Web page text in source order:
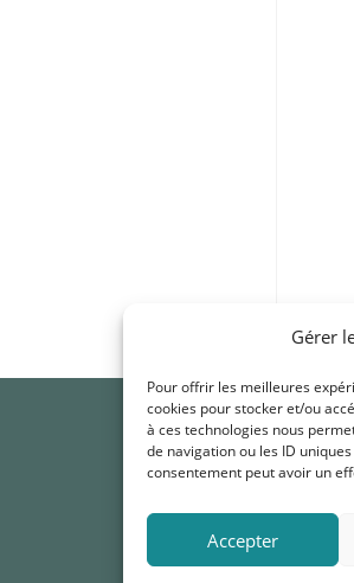
Gérer
Pour offrir les meilleures
cookies pour stocker et/ou
à ces technologies nous
de navigation ou les ID
consentement peut avoir un
Accepter
Nous suivre